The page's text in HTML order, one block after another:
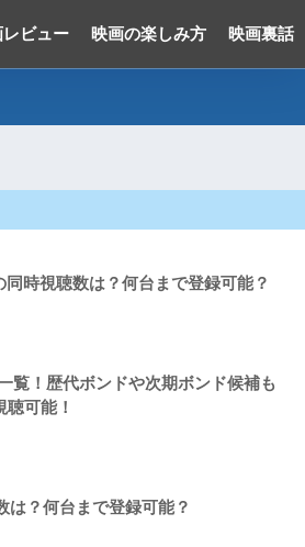
レビュー 映画の楽しみ方 映画裏話
時視聴数は？何台まで登録可能？
覧！歴代ボンドや次期ボンド候補も
可能！
は？何台まで登録可能？